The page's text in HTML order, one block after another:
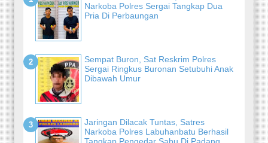
Narkoba Polres Sergai Tangkap Dua
Pria Di Perbaungan
Sempat Buron, Sat Reskrim Polres
Sergai Ringkus Buronan Setubuhi Anak
Dibawah Umur
Jaringan Dilacak Tuntas, Satres
Narkoba Polres Labuhanbatu Berhasil